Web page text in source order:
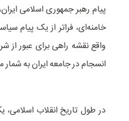
پیام رهبر جمهوری اسلامی
خامنه‌ای، فراتر از یک پیام
واقع نقشه راهی برای عبور از
انسجام در جامعه ایران به شمار
در طول تاریخ انقلاب